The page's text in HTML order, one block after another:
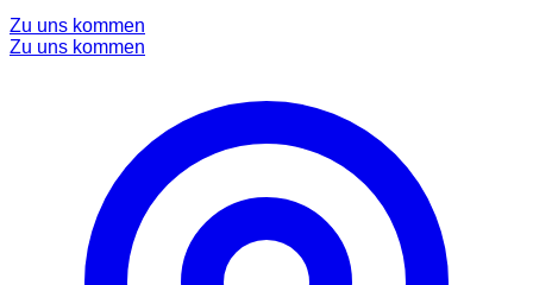
Zu uns kommen
Zu uns kommen